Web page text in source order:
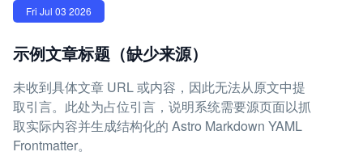
Fri Jul 03 2026
示例文章标题（缺少来源）
未收到具体文章 URL 或内容，因此无法从原文中提
取引言。此处为占位引言，说明系统需要源页面以抓
取实际内容并生成结构化的 Astro Markdown YAML
Frontmatter。